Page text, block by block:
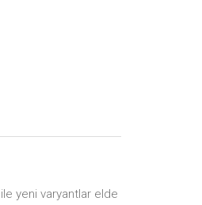
yeni varyantlar elde